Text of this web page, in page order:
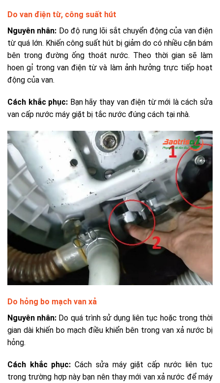
Do van điện từ, công suất hút
Nguyên nhân: Do độ rung lõi sắt chuyển động của van điện
từ quá lớn. Khiến công suất hút bị giảm do có nhiều cặn bám
bên trong đường ống thoát nước. Theo thời gian sẽ làm
hoen gỉ trong van điện từ và làm ảnh hưởng trực tiếp hoạt
động của van.
Cách khắc phục: Bạn hãy thay van điện từ mới làcách sửa
van cấp nước máy giặt bị tắc nước đúng cách tại nhà.
Do hỏng bo mạch van xả
Nguyên nhân: Do quá trình sử dụng liên tục hoặc trong thời
gian dài khiến bo mạch điều khiển bên trong van xả nước bị
hỏng.
Cách khắc phục:Cách sửa máy giặt cấp nước liên tục
trong trường hợp này bạn nên thay mới van xả nước để máy